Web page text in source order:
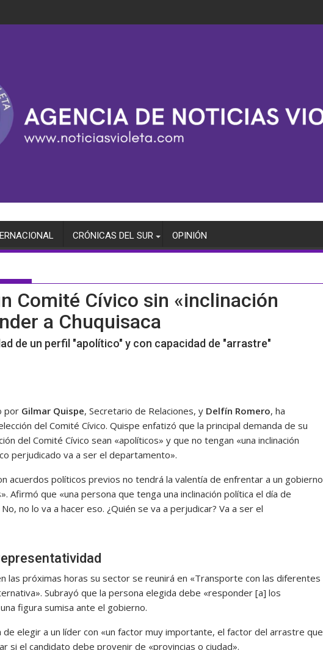
CRÓNICAS DEL SUR OPINIÓN
Comité Cívico sin «inclinación
a Chuquisaca
de un perfil "apolítico" y con capacidad de "arrastre"
por Gilmar Quispe, Secretario de Relaciones, y Delfín Romero, ha
del Comité Cívico. Quispe enfatizó que la principal demanda de su
del Comité Cívico sean «apolíticos» y que no tengan «una inclinación
perjudicado va a ser el departamento».
acuerdos políticos previos no tendrá la valentía de enfrentar a un gobierno
Afirmó que «una persona que tenga una inclinación política el día de
no lo va a hacer eso. ¿Quién se va a perjudicar? Va a ser el
las próximas horas su sector se reunirá en «Transporte con las diferentes
Subrayó que la persona elegida debe «responder [a] los
figura sumisa ante el gobierno.
elegir a un líder con «un factor muy importante, el factor del arrastre que
si el candidato debe provenir de «provincias o ciudad».